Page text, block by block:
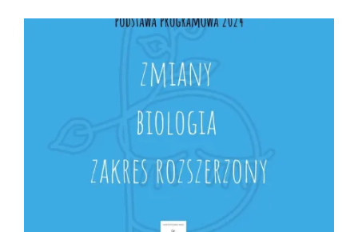
BAĆ?
DOM
ESCAPE
ROOM